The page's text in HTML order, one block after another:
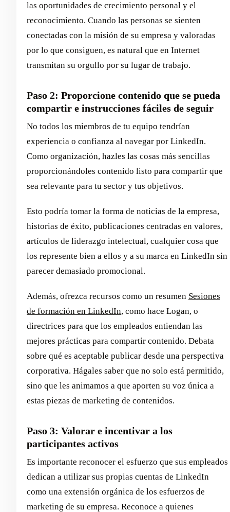
las oportunidades de crecimiento personal y el
reconocimiento. Cuando las personas se sienten
conectadas con la misión de su empresa y valoradas
por lo que consiguen, es natural que en Internet
transmitan su orgullo por su lugar de trabajo.
Paso 2: Proporcione contenido que se pueda
compartir e instrucciones fáciles de seguir
No todos los miembros de tu equipo tendrían
experiencia o confianza al navegar por LinkedIn.
Como organización, hazles las cosas más sencillas
proporcionándoles contenido listo para compartir que
sea relevante para tu sector y tus objetivos.
Esto podría tomar la forma de noticias de la empresa,
historias de éxito, publicaciones centradas en valores,
artículos de liderazgo intelectual, cualquier cosa que
los represente bien a ellos y a su marca en LinkedIn sin
parecer demasiado promocional.
Además, ofrezca recursos como un resumen Sesiones
de formación en LinkedIn, como hace Logan, o
directrices para que los empleados entiendan las
mejores prácticas para compartir contenido. Debata
sobre qué es aceptable publicar desde una perspectiva
corporativa. Hágales saber que no solo está permitido,
sino que les animamos a que aporten su voz única a
estas piezas de marketing de contenidos.
Paso 3: Valorar e incentivar a los
participantes activos
Es importante reconocer el esfuerzo que sus empleados
dedican a utilizar sus propias cuentas de LinkedIn
como una extensión orgánica de los esfuerzos de
marketing de su empresa. Reconoce a quienes